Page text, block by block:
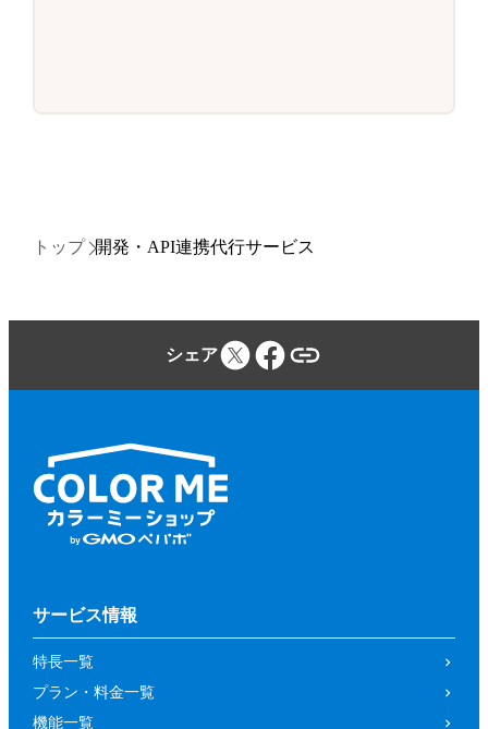
トップ 開発・API連携代行サービス
シェア
サービス情報
特長一覧
プラン・料金一覧
機能一覧